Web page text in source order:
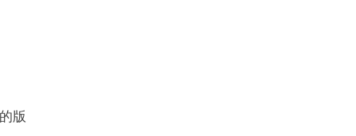
版